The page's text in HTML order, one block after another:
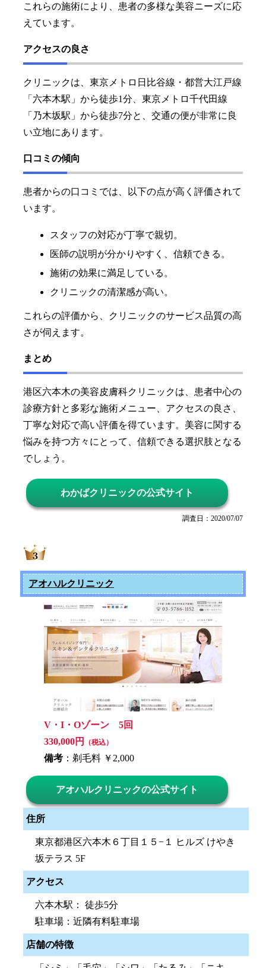
これらの施術により、患者の多様な美容ニーズに応
えています。
アクセスの良さ
クリニックは、東京メトロ日比谷線・都営大江戸線
「六本木駅」から徒歩1分、東京メトロ千代田線
「乃木坂駅」から徒歩7分と、交通の便が非常に良
い立地にあります。
口コミの傾向
患者からの口コミでは、以下の点が高く評価されて
います。
スタッフの対応が丁寧で親切。
医師の説明が分かりやすく、信頼できる。
施術の効果に満足している。
クリニックの清潔感が高い。
これらの評価から、クリニックのサービス品質の高
さが伺えます。
まとめ
港区六本木の美容皮膚科クリニックは、患者中心の
診療方針と多彩な施術メニュー、アクセスの良さ、
丁寧な対応で高い評価を得ています。美容に関する
悩みを持つ方々にとって、信頼できる選択肢となる
でしょう。
わかばクリニックの公式サイト
調査日：2020/07/07
アオハルクリニック
V・I・Oゾーン 5回
330,000円
（税込）
備考 ：剃毛料 ￥2,000
アオハルクリニックの公式サイト
住所
東京都港区六本木６丁目１５−１ ヒルズ けやき
坂テラス 5F
アクセス
六本木駅： 徒歩5分
駐車場：近隣有料駐車場
店舗の特徴